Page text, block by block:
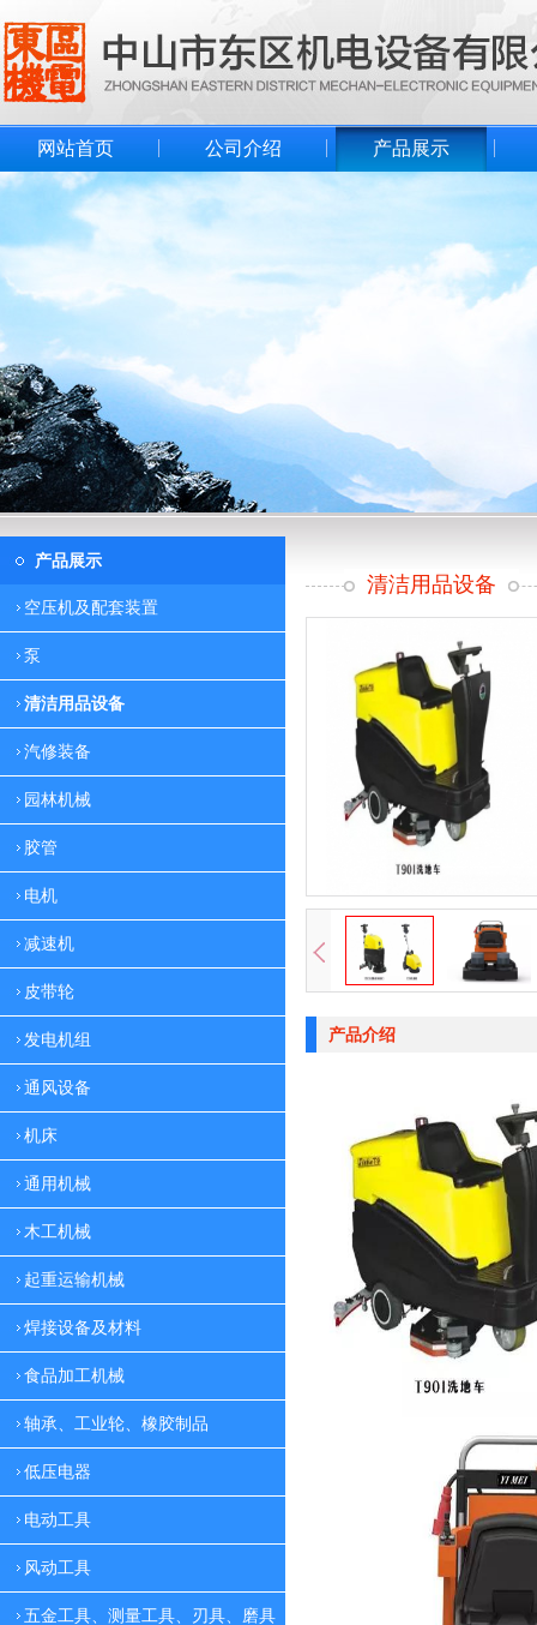
网站首页 公司介绍 产品展示
产品展示
空压机及配套装置
泵
清洁用品设备
汽修装备
园林机械
胶管
电机
减速机
皮带轮
发电机组
通风设备
机床
通用机械
木工机械
起重运输机械
焊接设备及材料
食品加工机械
轴承、工业轮、橡胶制品
低压电器
电动工具
风动工具
五金工具、测量工具、刃具、磨具
清洁用品设备
产品介绍